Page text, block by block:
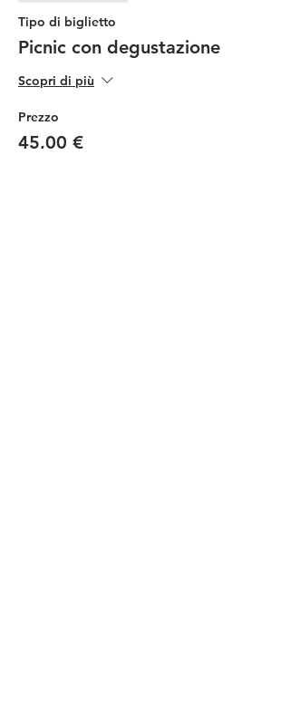
Tipo di biglietto
Picnic con degustazione
Scopri di più
Prezzo
45,00 €